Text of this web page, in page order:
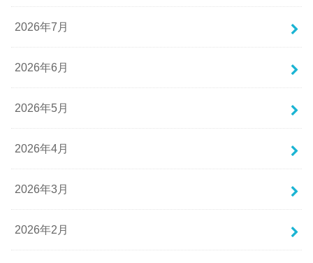
2026年7月
2026年6月
2026年5月
2026年4月
2026年3月
2026年2月